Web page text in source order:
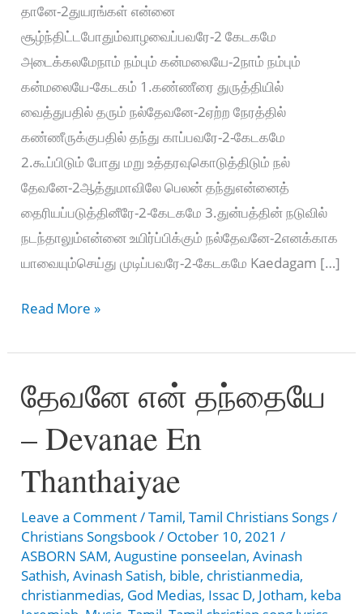
தானே-2துயரங்கள் என்னை
சூழ்ந்திட்டபோதும்வாழவைப்பவரே-2 கேடகமே
அடைக்கலமேநாம் நம்பும் கன்மலையே-2நாம் நம்பும்
கன்மலையே-கேடகம் 1.கண்ணீரை துருத்தியில்
வைத்துபதில் தரும் நல்தேவனே-2ஏற்ற நேரத்தில்
கண்ணீருக்குபதில் தந்து காப்பவரே-2-கேடகமே
2.கூப்பிடும் போது மறு உத்தரவுகொடுத்திடும் நல்
தேவனே-2ஆத்துமாவிலே பெலன் தந்துஎன்னைத்
தைரியப்படுத்தினீரே-2-கேடகமே 3.துன்பத்தின் நடுவில்
நடந்தாலும்என்னை உயிர்ப்பிக்கும் நல்தேவனே-2எனக்காக
யாவையும்செய்து முடிப்பவரே-2-கேடகமே Kaedagam […]
கேடகம்
தானே
–
Kaedagam
Neer
Read More »
தேவனே என் தந்தையே
– Devanae En
Thanthaiyae
Leave a Comment/Tamil,Tamil Christians Songs/
Christians Songsbook/ October 10, 2021/
ASBORN SAM,Augustine ponseelan,Avinash
Sathish,Avinash Satish, bible, christianmedia,
christianmedias, God Medias, Issac D, Jotham, keba